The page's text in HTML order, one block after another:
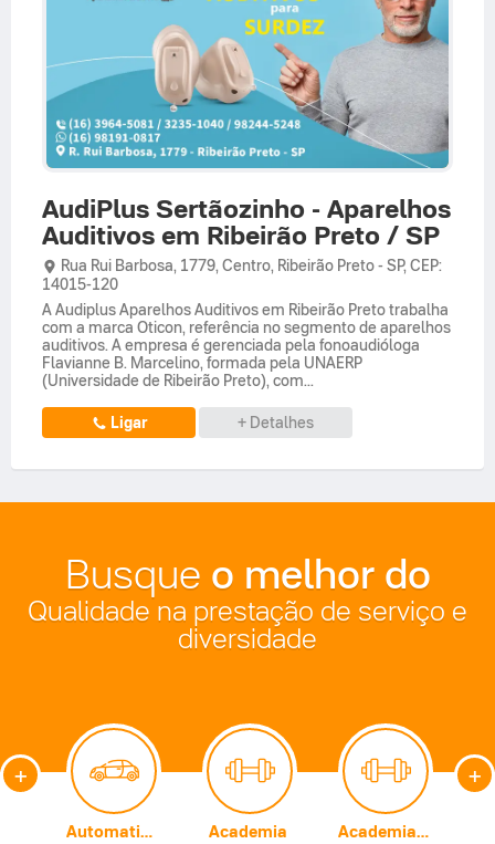
AudiPlus Sertãozinho - Aparelhos
Auditivos em Ribeirão Preto / SP
Rua Rui Barbosa, 1779, Centro, Ribeirão Preto- SP, CEP:
14015-120
A Audiplus Aparelhos Auditivos em Ribeirão Preto trabalha
com a marca Oticon, referência no segmento de aparelhos
auditivos. A empresa é gerenciada pela fonoaudióloga
Flavianne B. Marcelino, formada pela UNAERP
(Universidade de Ribeirão Preto), com...
Ligar + Detalhes
Busque o melhor do
Qualidade na prestação de serviço e
diversidade
+
Automatização Comercial Academia Academia de Artes Marciais
+